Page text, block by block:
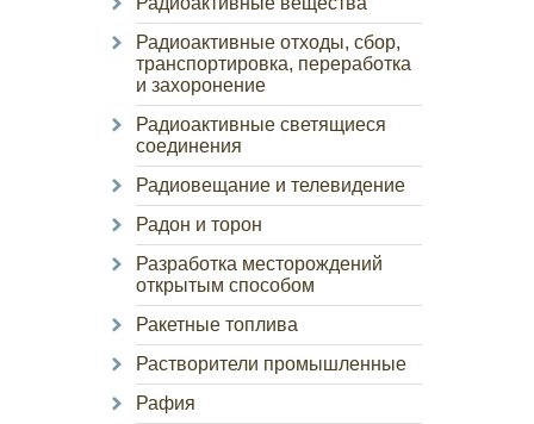
Радиоактивные отходы, сбор,
транспортировка, переработка
и захоронение
Радиоактивные светящиеся
соединения
Радиовещание и телевидение
Радон и торон
Разработка месторождений
открытым способом
Ракетные топлива
Растворители промышленные
Рафия